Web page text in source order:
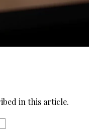
in this article.